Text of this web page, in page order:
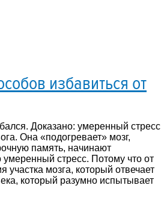
избавиться от
Доказано: умеренный стресс
Она «подогревает» мозг,
память, начинают
стресс. Потому что от
участка мозга, который отвечает
который разумно испытывает